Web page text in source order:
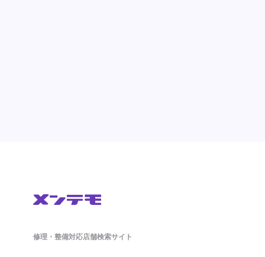
修理・整備対応店舗検索サイト